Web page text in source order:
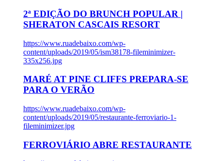
2ª EDIÇÃO DO BRUNCH POPULAR |
SHERATON CASCAIS RESORT
https://www.ruadebaixo.com/wp-
content/uploads/2019/05/ism38178-fileminimizer-
335x256.jpg
MARÉ AT PINE CLIFFS PREPARA-SE
PARA O VERÃO
https://www.ruadebaixo.com/wp-
content/uploads/2019/05/restaurante-ferroviario-1-
fileminimizer.jpg
FERROVIÁRIO ABRE RESTAURANTE